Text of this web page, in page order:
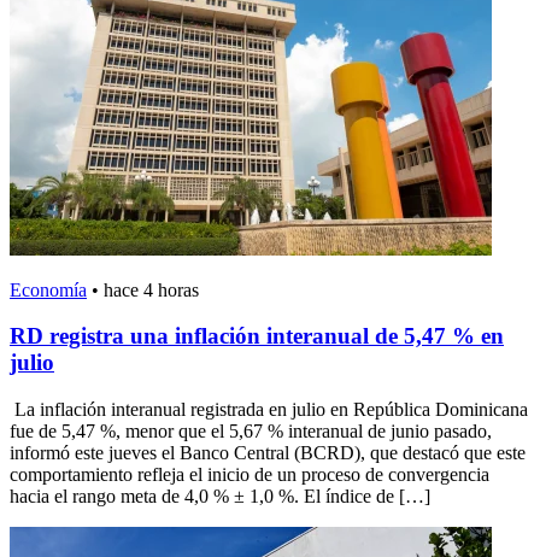
Economía • hace 4 horas
RD registra una inflación interanual de 5,47 % en
julio
La inflación interanual registrada en julio en República Dominicana
fue de 5,47 %, menor que el 5,67 % interanual de junio pasado,
informó este jueves el Banco Central (BCRD), que destacó que este
comportamiento refleja el inicio de un proceso de convergencia
hacia el rango meta de 4,0 % ± 1,0 %. El índice de […]